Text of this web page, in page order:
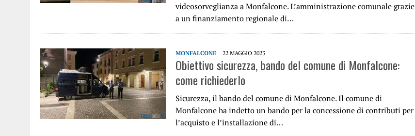
videosorveglianza a Monfalcone. L’amministrazione comunale grazie
a un finanziamento regionale di…
MONFALCONE 22 MAGGIO 2023
Obiettivo sicurezza, bando del comune di Monfalcone:
come richiederlo
Sicurezza, il bando del comune di Monfalcone. Il comune di
Monfalcone ha indetto un bando per la concessione di contributi per
l’acquisto e l’installazione di…